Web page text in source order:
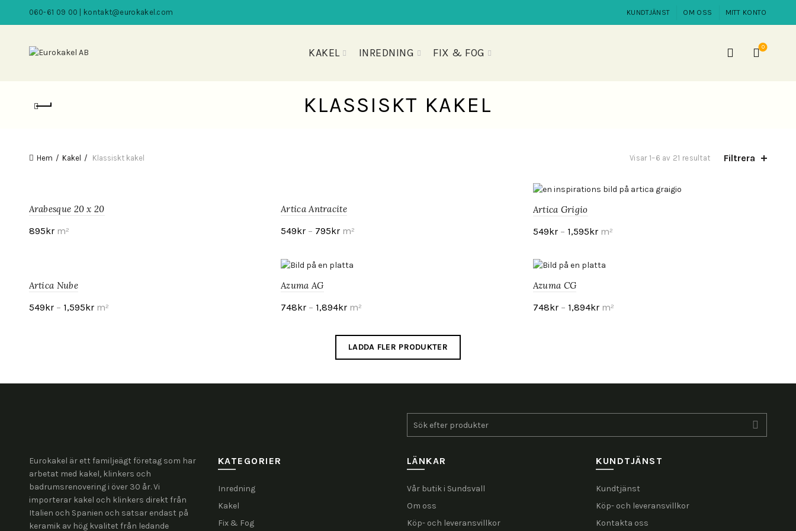
060-61 09 00 | kontakt@eurokakel.com KUNDTJÄNST OM OSS MITT KONTO
KAKEL INREDNING FIX & FOG 0
KLASSISKT KAKEL
Hem Kakel Klassiskt kakel Visar 1–6 av 21 resultat Filtrera
Arabesque 20 x 20
895krm²
Artica Antracite
549kr – 795kr m²
Artica Grigio
549kr– 1,595krm²
Artica Nube
549kr– 1,595krm²
Azuma AG
748kr – 1,894kr m²
Azuma CG
748kr– 1,894krm²
LADDA FLER PRODUKTER
Eurokakel är ett familjeägt företag som har
arbetat med kakel, klinkers och
badrumsrenovering i över 30 år. Vi
importerar kakel och klinkers direkt från
Italien och Spanien och satsar endast på
keramik av hög kvalitet från ledande
KATEGORIER
Inredning
Kakel
Fix & Fog
LÄNKAR
Vår butik i Sundsvall
Om oss
Köp- och leveransvillkor
KUNDTJÄNST
Kundtjänst
Köp- och leveransvillkor
Kontakta oss